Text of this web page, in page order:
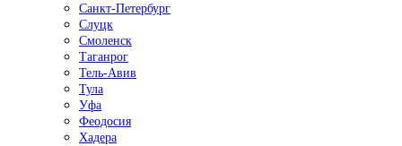
Санкт-Петербург
Слуцк
Смоленск
Таганрог
Тель-Авив
Тула
Уфа
Феодосия
Хадера